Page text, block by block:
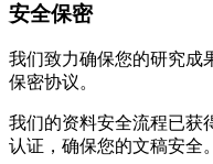
安全保密
我们致力确保您的研究成
保密协议。
我们的资料安全流程已获
认证，确保您的文稿安全。